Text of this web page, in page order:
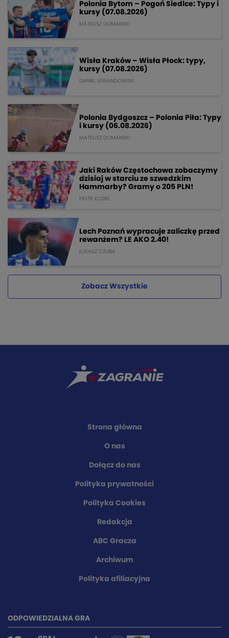
Polonia Bytom – Pogoń Siedlce: Typy i
kursy (07.08.2026)
MATEUSZ DOMANSKI
Wisła Kraków – Wisła Płock: typy,
kursy (07.08.2026)
DANIEL LEWANDOWSKI
Polonia Bydgoszcz – Polonia Piła: Typy
i kursy (06.08.2026)
MATEUSZ DOMANSKI
Jaki Raków Częstochowa zobaczymy
dzisiaj w starciu ze szwedzkim
Hammarby? Gramy o 205 PLN!
PIOTR KOZIEL
Lech Poznań wypracuje zaliczkę przed
rewanżem? LE AKO 2.40!
ŁUKASZ CZUBA
Zobacz Wszystkie
Strona główna
O nas
Dołącz do nas
Polityka prywatności
Polityka Cookies
Redakcja
ABC Gracza
Archiwum
Polityka afiliacyjna
ODPOWIEDZIALNA GRA